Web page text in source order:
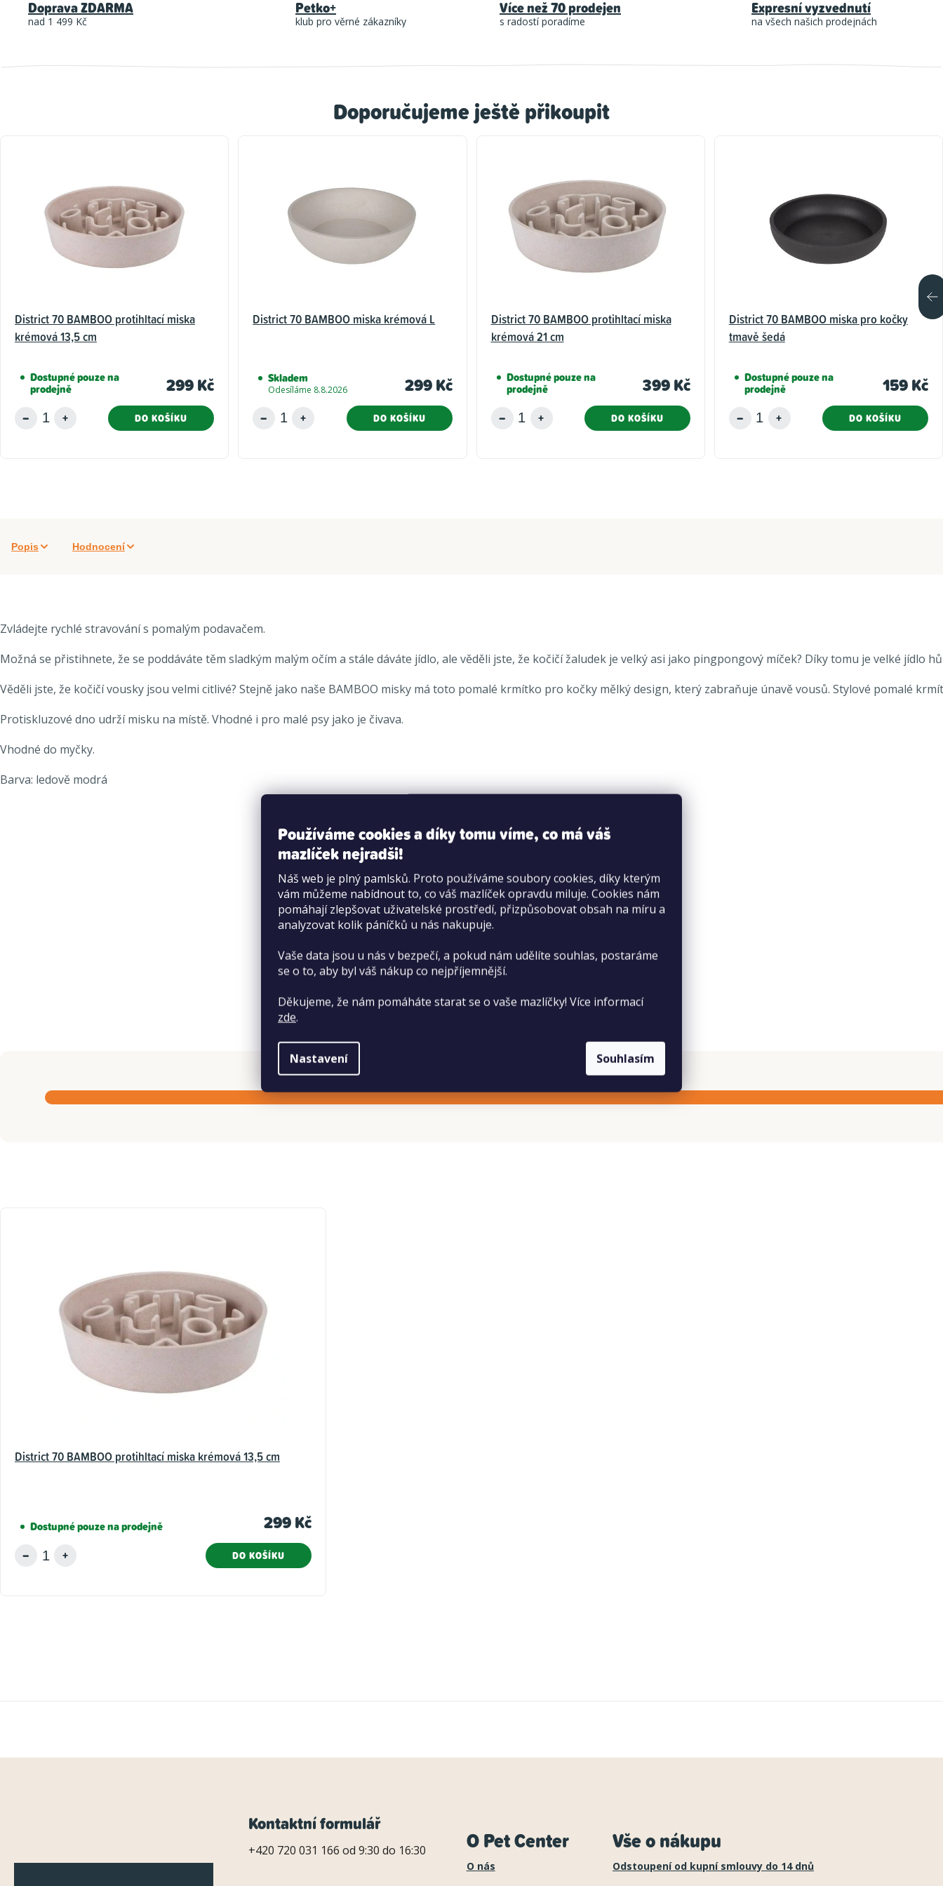
Používáme cookies a díky tomu víme, co má váš
mazlíček nejradši!
Náš web je plný pamlsků. Proto používáme soubory cookies, díky kterým
vám můžeme nabídnout to, co váš mazlíček opravdu miluje. Cookies nám
pomáhají zlepšovat uživatelské prostředí, přizpůsobovat obsah na míru a
analyzovat kolik páníčků u nás nakupuje.
Vaše data jsou u nás v bezpečí, a pokud nám udělíte souhlas, postaráme
se o to, aby byl váš nákup co nejpříjemnější.
Děkujeme, že nám pomáháte starat se o vaše mazlíčky! Více informací
zde.
Nastavení Souhlasím
Doporučujeme ještě přikoupit
District 70 BAMBOO protihltací miska
krémová 13,5 cm
Dostupné pouze na
prodejně 299 Kč
DO KOŠÍKU
District 70 BAMBOO miska krémová L
Skladem
Odesíláme 8.8.2026 299 Kč
DO KOŠÍKU
District 70 BAMBOO protihltací miska
krémová 21 cm
Dostupné pouze na
prodejně 399 Kč
DO KOŠÍKU
District 70 BAMBOO miska pro kočky
tmavě šedá
Dostupné pouze na
prodejně 159 Kč
DO KOŠÍKU
Doprava ZDARMA
nad 1 499 Kč
Petko+
klub pro věrné zákazníky
Více než 70 prodejen
s radostí poradíme
Expresní vyzvednutí
na všech našich prodejnách
Popis Hodnocení
Zvládejte rychlé stravování s pomalým podavačem.
Možná se přistihnete, že se poddáváte těm sladkým malým očím a stále dáváte jídlo, ale věděli jste, že kočičí žaludek je velký asi jako pingpongový míček? Díky tomu je velké
Věděli jste, že kočičí vousky jsou velmi citlivé? Stejně jako naše BAMBOO misky má toto pomalé krmítko pro kočky mělký design, který zabraňuje únavě vousů. Stylové pomalé
Protiskluzové dno udrží misku na místě. Vhodné i pro malé psy jako je čivava.
Vhodné do myčky.
Barva: ledově modrá
District 70 BAMBOO protihltací miska krémová 13,5 cm
Dostupné pouze na prodejně 299 Kč
DO KOŠÍKU
Kontaktní formulář
+420 720 031 166 od 9:30 do 16:30 O Pet Center
O nás
Vše o nákupu
Odstoupení od kupní smlouvy do 14 dnů